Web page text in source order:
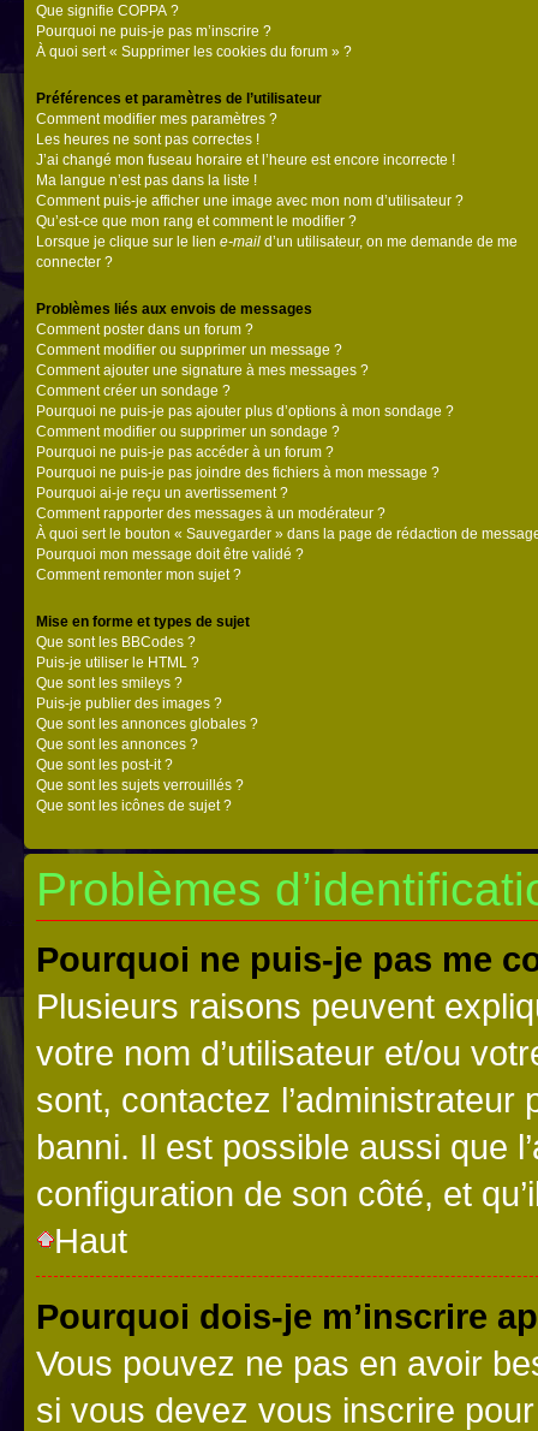
Que signifie COPPA ?
Pourquoi ne puis-je pas m’inscrire ?
À quoi sert « Supprimer les cookies du forum » ?
Préférences et paramètres de l’utilisateur
Comment modifier mes paramètres ?
Les heures ne sont pas correctes !
J’ai changé mon fuseau horaire et l’heure est encore incorrecte !
Ma langue n’est pas dans la liste !
Comment puis-je afficher une image avec mon nom d’utilisateur ?
Qu’est-ce que mon rang et comment le modifier ?
Lorsque je clique sur le lien e-mail d’un utilisateur, on me demande de me
connecter ?
Problèmes liés aux envois de messages
Comment poster dans un forum ?
Comment modifier ou supprimer un message ?
Comment ajouter une signature à mes messages ?
Comment créer un sondage ?
Pourquoi ne puis-je pas ajouter plus d’options à mon sondage ?
Comment modifier ou supprimer un sondage ?
Pourquoi ne puis-je pas accéder à un forum ?
Pourquoi ne puis-je pas joindre des fichiers à mon message ?
Pourquoi ai-je reçu un avertissement ?
Comment rapporter des messages à un modérateur ?
À quoi sert le bouton « Sauvegarder » dans la page de rédaction de
Pourquoi mon message doit être validé ?
Comment remonter mon sujet ?
Mise en forme et types de sujet
Que sont les BBCodes ?
Puis-je utiliser le HTML ?
Que sont les smileys ?
Puis-je publier des images ?
Que sont les annonces globales ?
Que sont les annonces ?
Que sont les post-it ?
Que sont les sujets verrouillés ?
Que sont les icônes de sujet ?
Problèmes
Pourquoi ne puis-je pas me
Plusieurs raisons peuvent
votre nom d’utilisateur et/ou
sont, contactez l’administrateur
banni. Il est possible aussi que
configuration de son côté, et
Haut
Pourquoi dois-je m’inscrire
Vous pouvez ne pas en avoir
si vous devez vous inscrire